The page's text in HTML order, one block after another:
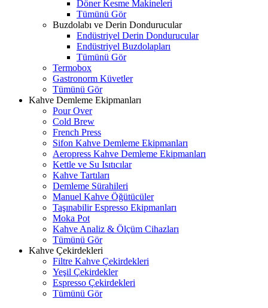
Döner Kesme Makineleri
Tümünü Gör
Buzdolabı ve Derin Dondurucular
Endüstriyel Derin Dondurucular
Endüstriyel Buzdolapları
Tümünü Gör
Termobox
Gastronorm Küvetler
Tümünü Gör
Kahve Demleme Ekipmanları
Pour Over
Cold Brew
French Press
Sifon Kahve Demleme Ekipmanları
Aeropress Kahve Demleme Ekipmanları
Kettle ve Su Isıtıcılar
Kahve Tartıları
Demleme Sürahileri
Manuel Kahve Öğütücüler
Taşınabilir Espresso Ekipmanları
Moka Pot
Kahve Analiz & Ölçüm Cihazları
Tümünü Gör
Kahve Çekirdekleri
Filtre Kahve Çekirdekleri
Yeşil Çekirdekler
Espresso Çekirdekleri
Tümünü Gör